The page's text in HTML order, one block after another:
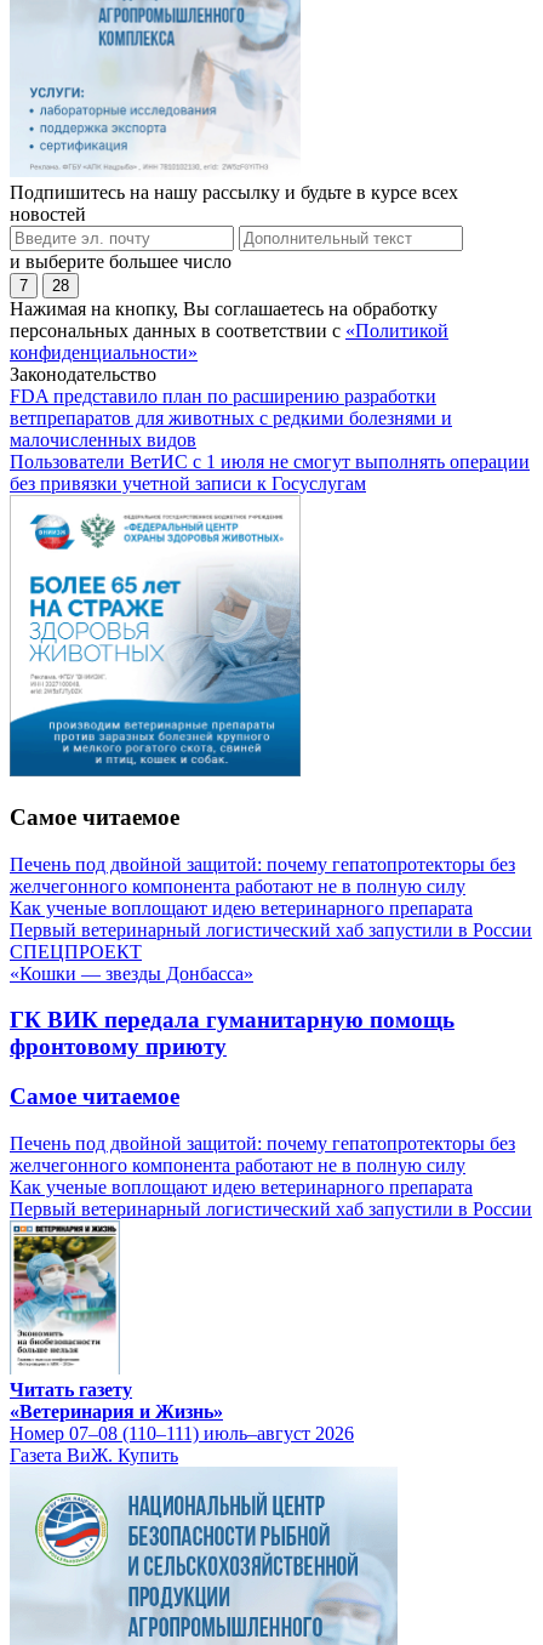
Подпишитесь на нашу рассылку и будьте в курсе всех
новостей
и выберите большее число
7 28
Нажимая на кнопку, Вы соглашаетесь на обработку
персональных данных в соответствии с «Политикой
конфиденциальности»
Законодательство
FDA представило план по расширению разработки
ветпрепаратов для животных с редкими болезнями и
малочисленных видов
Пользователи ВетИС с 1 июля не смогут выполнять операции
без привязки учетной записи к Госуслугам
Самое читаемое
Печень под двойной защитой: почему гепатопротекторы без
желчегонного компонента работают не в полную силу
Как ученые воплощают идею ветеринарного препарата
Первый ветеринарный логистический хаб запустили в России
СПЕЦПРОЕКТ
«Кошки — звезды Донбасса»
ГК ВИК передала гуманитарную помощь
фронтовому приюту
Самое читаемое
Печень под двойной защитой: почему гепатопротекторы без
желчегонного компонента работают не в полную силу
Как ученые воплощают идею ветеринарного препарата
Первый ветеринарный логистический хаб запустили в России
Читать газету
«Ветеринария и Жизнь»
Номер 07–08 (110–111) июль–август 2026
Газета ВиЖ. Купить